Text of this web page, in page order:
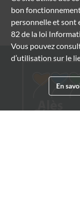
bon
personnelle et sont
82 de la loi
Vous pouvez
d’utilisation sur le
En